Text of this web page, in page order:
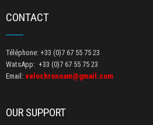
CONTACT
Téléphone: +33 (0)7 67 55 75 23
WatsApp: +33 (0)7 67 55 75 23
Email: velochronoam@gmail.com
OUR SUPPORT